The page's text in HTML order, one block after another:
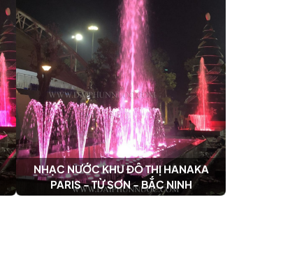
NHẠC NƯỚC KHU ĐÔ THỊ HANAKA
PARIS - TỪ SƠN - BẮC NINH